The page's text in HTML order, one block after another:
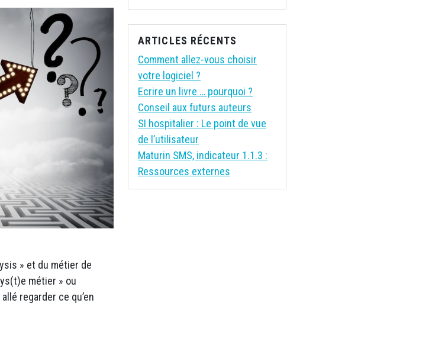
» et du métier de
métier » ou
regarder ce qu’en
ARTICLES RÉCENTS
Comment allez-vous choisir
votre logiciel ?
Ecrire un livre … pourquoi ?
Conseil aux futurs auteurs
SI hospitalier : Le point de vue
de l’utilisateur
Maturin SMS, indicateur 1.1.3 :
Ressources externes